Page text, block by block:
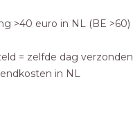
>40 euro in NL (BE >60)
= zelfde dag verzonden
in NL